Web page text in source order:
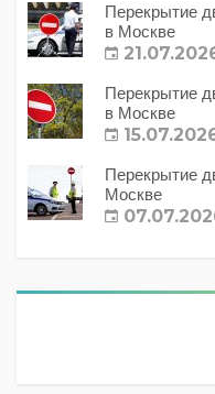
Перекрытие
в Москве
Перекрытие
в Москве
Перекрытие
Москве